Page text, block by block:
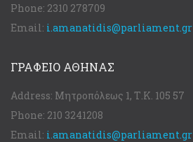
Phone: 2310 278709
Email: i.amanatidis@parliament.gr
ΓΡΑΦΕΊΟ ΑΘΉΝΑΣ
Address: Μητροπόλεως 1, Τ.Κ. 105 57
Phone: 210 3241208
Email: i.amanatidis@parliament.gr